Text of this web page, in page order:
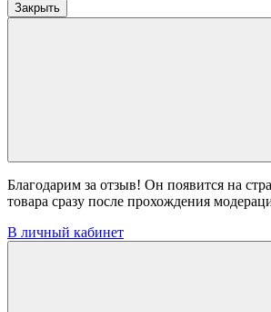
Закрыть
Благодарим за отзыв! Он появится на
товара сразу после прохождения
В личный кабинет